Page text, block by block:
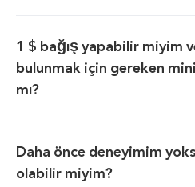
1 $ bağış yapabilir miyim
bulunmak için gereken
mı?
Daha önce deneyimim
olabilir miyim?